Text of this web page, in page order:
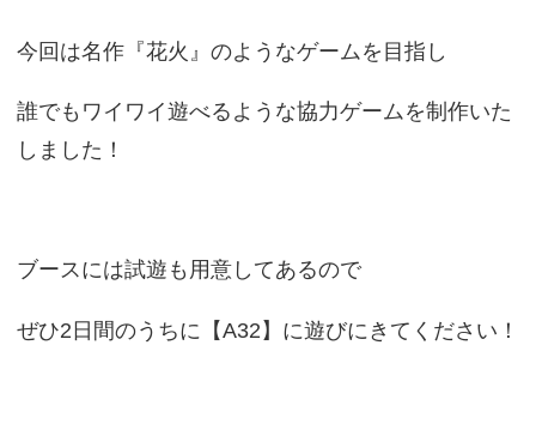
今回は名作『花火』のようなゲームを目指し
誰でもワイワイ遊べるような協力ゲームを制作いた
しました！
ブースには試遊も用意してあるので
ぜひ2日間のうちに【A32】に遊びにきてください！